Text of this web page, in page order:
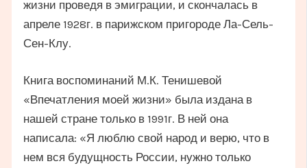
жизни проведя в эмиграции, и скончалась в
апреле 1928г. в парижском пригороде Ла-Сель-
Сен-Клу.
Книга воспоминаний М.К. Тенишевой
«Впечатления моей жизни» была издана в
нашей стране только в 1991г. В ней она
написала: «Я люблю свой народ и верю, что в
нем вся будущность России, нужно только